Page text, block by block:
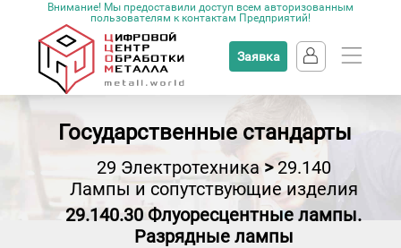
Внимание! Мы предоставили доступ всем авторизованным
пользователям к контактам Предприятий!
Заявка
Государственные стандарты
29 Электротехника>29.140
Лампы и сопутствующие изделия
29.140.30 Флуоресцентные лампы.
Разрядные лампы